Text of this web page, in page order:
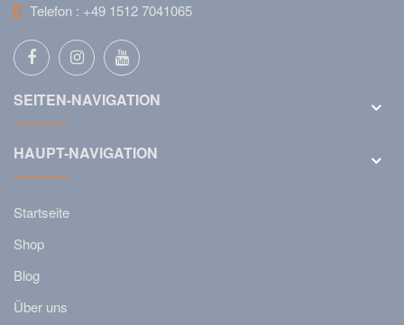
Telefon : +49 1512 7041065
SEITEN-NAVIGATION
HAUPT-NAVIGATION
Startseite
Shop
Blog
Über uns